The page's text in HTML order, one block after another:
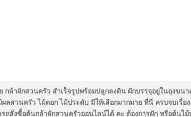
กล้าผักสวนครัว สำเร็จรูปพร้อมปลูกลงดิน ผักบรรจุอยู่ในถุงข
ลสวนครัว ไม้ดอก ไม้ประดับ มีให้เลือกมากมาย ที่นี่ ครบจบเ
ถสั่งซื้อต้นกล้าผักสวนครัวออนไลน์ได้ คะ ต้องการผัก หรือต้นไ